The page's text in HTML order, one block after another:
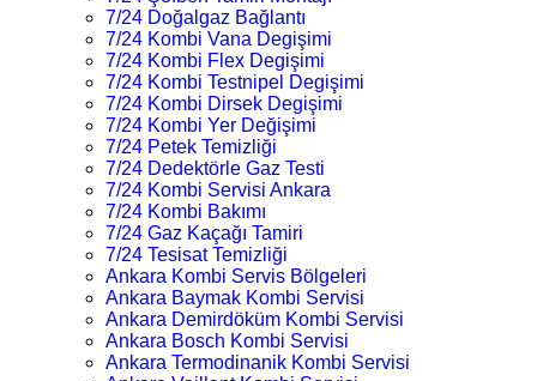
7/24 Doğalgaz Bağlantı
7/24 Kombi Vana Degişimi
7/24 Kombi Flex Degişimi
7/24 Kombi Testnipel Degişimi
7/24 Kombi Dirsek Degişimi
7/24 Kombi Yer Değişimi
7/24 Petek Temizliği
7/24 Dedektörle Gaz Testi
7/24 Kombi Servisi Ankara
7/24 Kombi Bakımı
7/24 Gaz Kaçağı Tamiri
7/24 Tesisat Temizliği
Ankara Kombi Servis Bölgeleri
Ankara Baymak Kombi Servisi
Ankara Demirdöküm Kombi Servisi
Ankara Bosch Kombi Servisi
Ankara Termodinanik Kombi Servisi